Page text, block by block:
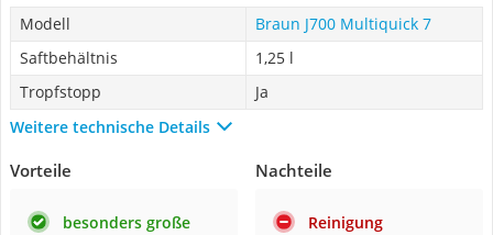
Modell
Braun J700 Multiquick 7
Saftbehältnis
1,25 l
Tropfstopp
Ja
Weitere technische Details
Vorteile
besonders große
Nachteile
Reinigung